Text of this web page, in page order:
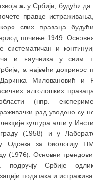
а. у Србији, будући
правце
свих праваца
почиње 1949.
систематичан и
и научника у свим
а највећи допринос
Миловановић и
алголошких
(нпр.
рад уведене су
култура алги у
(1958) и у
Одсека за биологију
(1976). Основни трендови
Србије
података и